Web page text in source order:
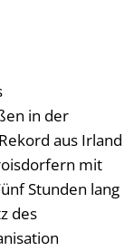
in der
aus Irland
mit
Stunden lang
des